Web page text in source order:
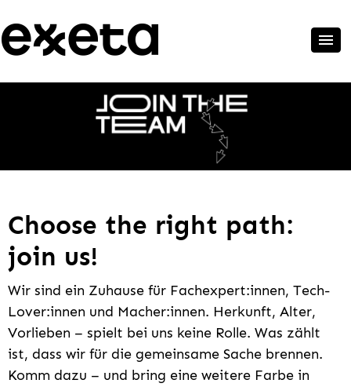
Choose the right path:
join us!
Wir sind ein Zuhause für Fachexpert:innen, Tech-
Lover:innen und Macher:innen. Herkunft, Alter,
Vorlieben – spielt bei uns keine Rolle. Was zählt
ist, dass wir für die gemeinsame Sache brennen.
Komm dazu – und bring eine weitere Farbe in